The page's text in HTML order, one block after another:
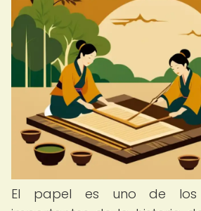
El papel es uno de los